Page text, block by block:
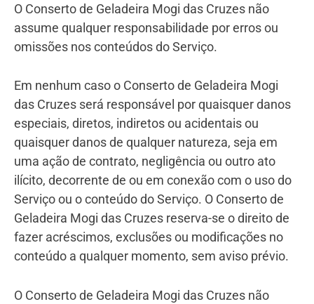
O Conserto de Geladeira Mogi das Cruzes não
assume qualquer responsabilidade por erros ou
omissões nos conteúdos do Serviço.
Em nenhum caso o Conserto de Geladeira Mogi
das Cruzes será responsável por quaisquer danos
especiais, diretos, indiretos ou acidentais ou
quaisquer danos de qualquer natureza, seja em
uma ação de contrato, negligência ou outro ato
ilícito, decorrente de ou em conexão com o uso do
Serviço ou o conteúdo do Serviço. O Conserto de
Geladeira Mogi das Cruzes reserva-se o direito de
fazer acréscimos, exclusões ou modificações no
conteúdo a qualquer momento, sem aviso prévio.
O Conserto de Geladeira Mogi das Cruzes não